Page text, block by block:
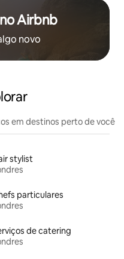
Airbnb
novo
em destinos perto de você
stylist
particulares
de catering